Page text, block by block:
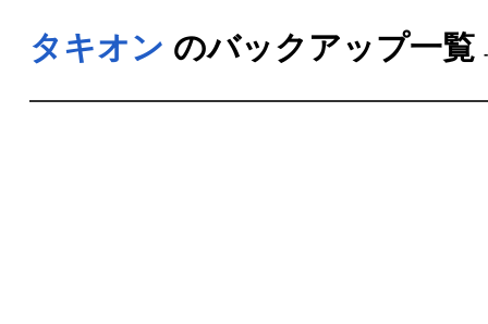
タキオン のバックアップ一覧